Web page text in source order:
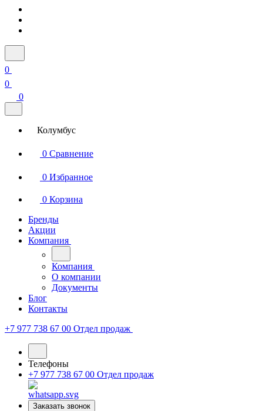
0
0
0
Колумбус
0 Сравнение
0 Избранное
0 Корзина
Бренды
Акции
Компания
Компания
О компании
Документы
Блог
Контакты
+7 977 738 67 00 Отдел продаж
Телефоны
+7 977 738 67 00 Отдел продаж
Заказать звонок